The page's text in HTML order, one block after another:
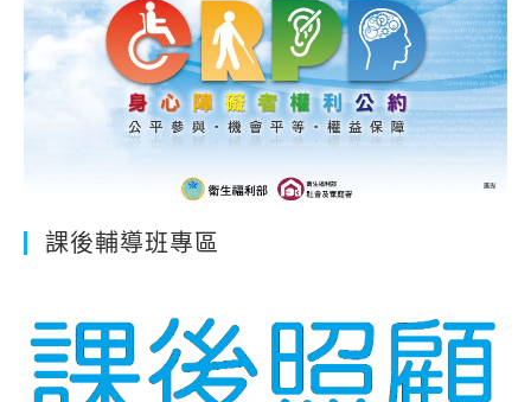
課後輔導班專區